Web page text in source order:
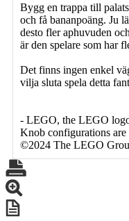
Bygg en trappa till
och få bananpoäng. Ju
desto fler aphuvuden
är den spelare som har
Det finns ingen enkel
vilja sluta spela detta
- LEGO, the LEGO
Knob configurations
©2024 The LEGO